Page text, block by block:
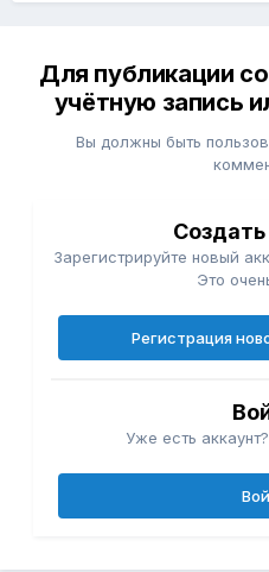
Для публикации
учётную запись
Вы должны быть
Создать
Зарегистрируйте новый
Это
Регистрация
Уже есть